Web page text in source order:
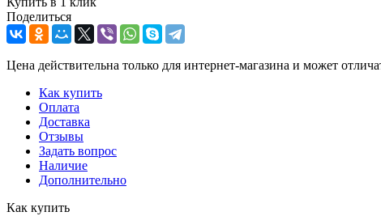
Поделиться
Цена действительна только для интернет-магазина и может
Как купить
Оплата
Доставка
Отзывы
Задать вопрос
Наличие
Дополнительно
Как купить